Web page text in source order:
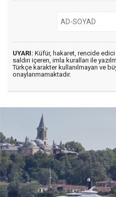
UYARI: Küfür, hakaret, rencide
saldırı içeren, imla kuralları ile
Türkçe karakter kullanılmayan ve
onaylanmamaktadır.